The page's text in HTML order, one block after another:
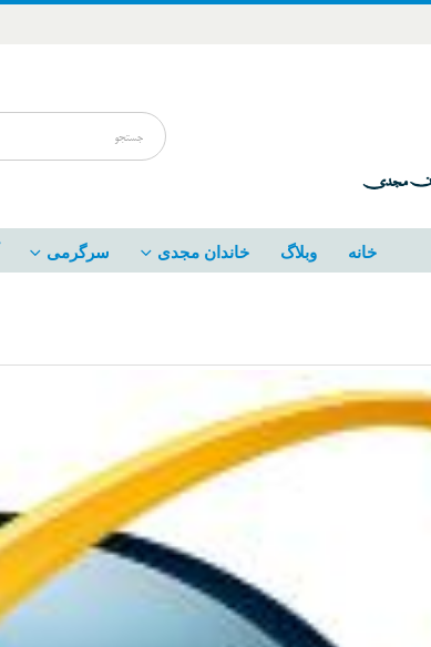
خانه وبلاگ خاندان مجدی سرگرمی